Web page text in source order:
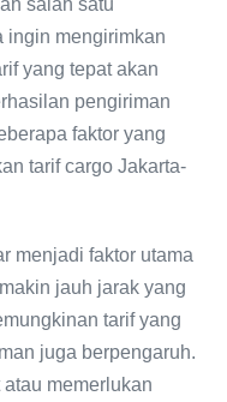
salah satu
ingin mengirimkan
yang tepat akan
pengiriman
faktor yang
tarif cargo Jakarta-
menjadi faktor utama
jauh jarak yang
tarif yang
juga berpengaruh.
memerlukan